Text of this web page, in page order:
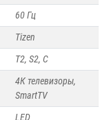
60 Гц
Tizen
Т2, S2, С
4К телевизоры,
SmartTV
LED